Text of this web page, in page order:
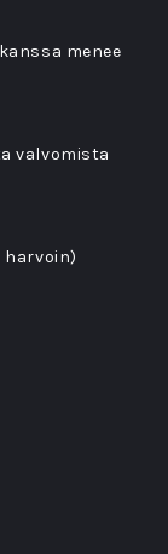
menee
valvomista
harvoin)